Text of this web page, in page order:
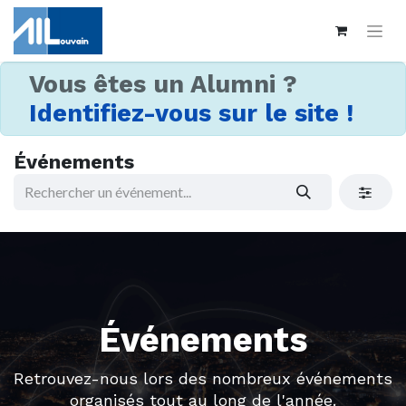
Vous êtes un Alumni ?
Identifiez-vous sur le site !
Événements
Événements
Retrouvez-nous lors des nombreux événements
organisés tout au long de l'année.